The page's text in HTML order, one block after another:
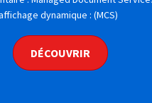
dynamique : (MCS)
DÉCOUVRIR